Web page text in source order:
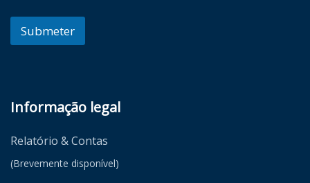
Submeter
Informação legal
Relatório & Contas
(Brevemente disponível)